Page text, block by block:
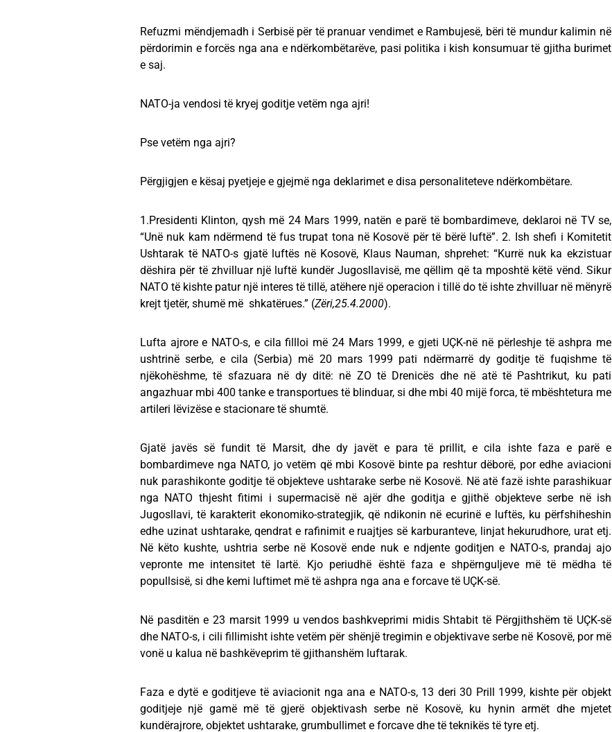
Refuzmi mëndjemadh i Serbisë për të pranuar vendimet e Rambujesë, bëri të mundur kalimin në
përdorimin e forcës nga ana e ndërkombëtarëve, pasi politika i kish konsumuar të gjitha burimet
e saj.
NATO-ja vendosi të kryej goditje vetëm nga ajri!
Pse vetëm nga ajri?
Përgjigjen e kësaj pyetjeje e gjejmë nga deklarimet e disa personaliteteve ndërkombëtare.
1.Presidenti Klinton, qysh më 24 Mars 1999, natën e parë të bombardimeve, deklaroi në TV se,
“Unë nuk kam ndërmend të fus trupat tona në Kosovë për të bërë luftë”. 2. Ish shefi i Komitetit
Ushtarak të NATO-s gjatë luftës në Kosovë, Klaus Nauman, shprehet: “Kurrë nuk ka ekzistuar
dëshira për të zhvilluar një luftë kundër Jugosllavisë, me qëllim që ta mposhtë këtë vënd. Sikur
NATO të kishte patur një interes të tillë, atëhere një operacion i tillë do të ishte zhvilluar në mënyrë
krejt tjetër, shumë më shkatërues.” (Zëri,25.4.2000).
Lufta ajrore e NATO-s, e cila fillloi më 24 Mars 1999, e gjeti UÇK-në në përleshje të ashpra me
ushtrinë serbe, e cila (Serbia) më 20 mars 1999 pati ndërmarrë dy goditje të fuqishme të
njëkohëshme, të sfazuara në dy ditë: në ZO të Drenicës dhe në atë të Pashtrikut, ku pati
angazhuar mbi 400 tanke e transportues të blinduar, si dhe mbi 40 mijë forca, të mbështetura me
artileri lëvizëse e stacionare të shumtë.
Gjatë javës së fundit të Marsit, dhe dy javët e para të prillit, e cila ishte faza e parë e
bombardimeve nga NATO, jo vetëm që mbi Kosovë binte pa reshtur dëborë, por edhe aviacioni
nuk parashikonte goditje të objekteve ushtarake serbe në Kosovë. Në atë fazë ishte parashikuar
nga NATO thjesht fitimi i supermacisë në ajër dhe goditja e gjithë objekteve serbe në ish
Jugosllavi, të karakterit ekonomiko-strategjik, që ndikonin në ecurinë e luftës, ku përfshiheshin
edhe uzinat ushtarake, qendrat e rafinimit e ruajtjes së karburanteve, linjat hekurudhore, urat etj.
Në këto kushte, ushtria serbe në Kosovë ende nuk e ndjente goditjen e NATO-s, prandaj ajo
vepronte me intensitet të lartë. Kjo periudhë është faza e shpërnguljeve më të mëdha të
popullsisë, si dhe kemi luftimet më të ashpra nga ana e forcave të UÇK-së.
Në pasditën e 23 marsit 1999 u vendos bashkveprimi midis Shtabit të Përgjithshëm të UÇK-së
dhe NATO-s, i cili fillimisht ishte vetëm për shënjë tregimin e objektivave serbe në Kosovë, por më
vonë u kalua në bashkëveprim të gjithanshëm luftarak.
Faza e dytë e goditjeve të aviacionit nga ana e NATO-s, 13 deri 30 Prill 1999, kishte për objekt
goditjeje një gamë më të gjerë objektivash serbe në Kosovë, ku hynin armët dhe mjetet
kundërajrore, objektet ushtarake, grumbullimet e forcave dhe të teknikës të tyre etj.